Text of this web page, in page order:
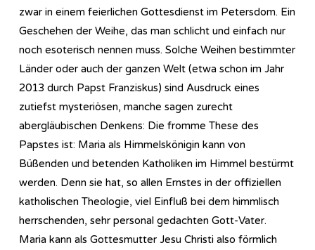
zwar in einem feierlichen Gottesdienst im Petersdom. Ein
Geschehen der Weihe, das man schlicht und einfach nur
noch esoterisch nennen muss. Solche Weihen bestimmter
Länder oder auch der ganzen Welt (etwa schon im Jahr
2013 durch Papst Franziskus) sind Ausdruck eines
zutiefst mysteriösen, manche sagen zurecht
abergläubischen Denkens: Die fromme These des
Papstes ist: Maria als Himmelskönigin kann von
Büßenden und betenden Katholiken im Himmel bestürmt
werden. Denn sie hat, so allen Ernstes in der offiziellen
katholischen Theologie, viel Einfluß bei dem himmlisch
herrschenden, sehr personal gedachten Gott-Vater.
Maria kann als Gottesmutter Jesu Christi also förmlich